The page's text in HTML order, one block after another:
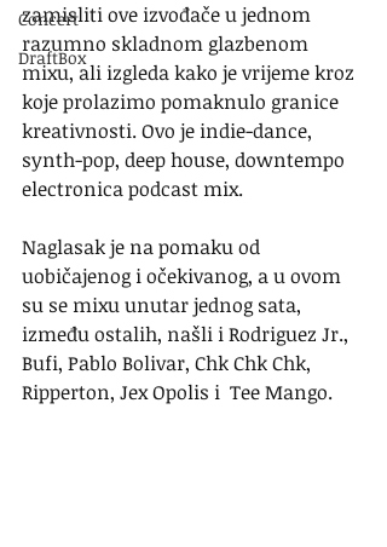
Concert
DraftBox
zamisliti ove izvođače u jednom
razumno skladnom glazbenom
mixu, ali izgleda kako je vrijeme kroz
koje prolazimo pomaknulo granice
kreativnosti. Ovo je indie-dance,
synth-pop, deep house, downtempo
electronica podcast mix.
Naglasak je na pomaku od
uobičajenog i očekivanog, a u ovom
su se mixu unutar jednog sata,
između ostalih, našli i Rodriguez Jr.,
Bufi, Pablo Bolivar, Chk Chk Chk,
Ripperton, Jex Opolis i  Tee Mango.